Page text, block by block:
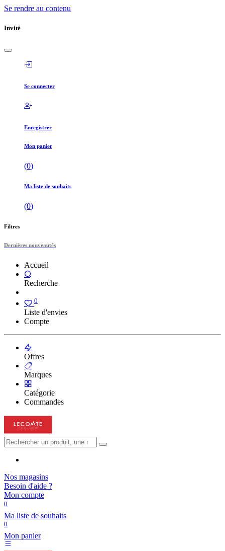
Se rendre au contenu
Invité
Se connecter
Enregistrer
Mon panier
(0)
Ma liste de souhaits
(0)
Filtres
Dernières nouveautés
Accueil
Recherche
0
Liste d'envies
Compte
Offres
Marques
Catégorie
Commandes
Nos magasins
Besoin d'aide ?
Mon compte
0
Ma liste de souhaits
0
Mon panier